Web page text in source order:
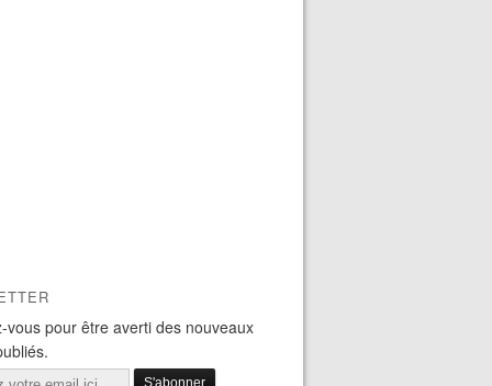
vous pour être averti des nouveaux